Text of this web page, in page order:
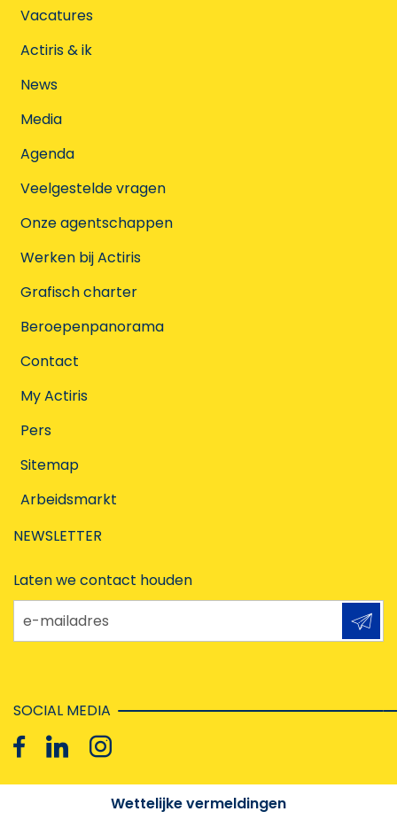
Vacatures
Actiris & ik
News
Media
Agenda
Veelgestelde vragen
Onze agentschappen
Werken bij Actiris
Grafisch charter
Beroepenpanorama
Contact
My Actiris
Pers
Sitemap
Arbeidsmarkt
NEWSLETTER
Laten we contact houden
e-mailadres
SOCIAL MEDIA
Wettelijke vermeldingen